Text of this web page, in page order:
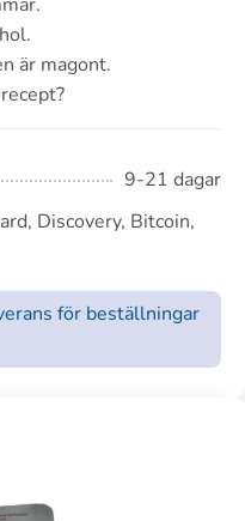
är magont.
9-21 dagar
Discovery, Bitcoin,
för beställningar